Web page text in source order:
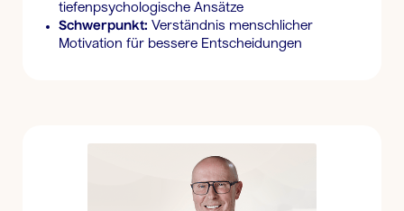
tiefenpsychologische Ansätze
Schwerpunkt: Verständnis menschlicher
Motivation für bessere Entscheidungen